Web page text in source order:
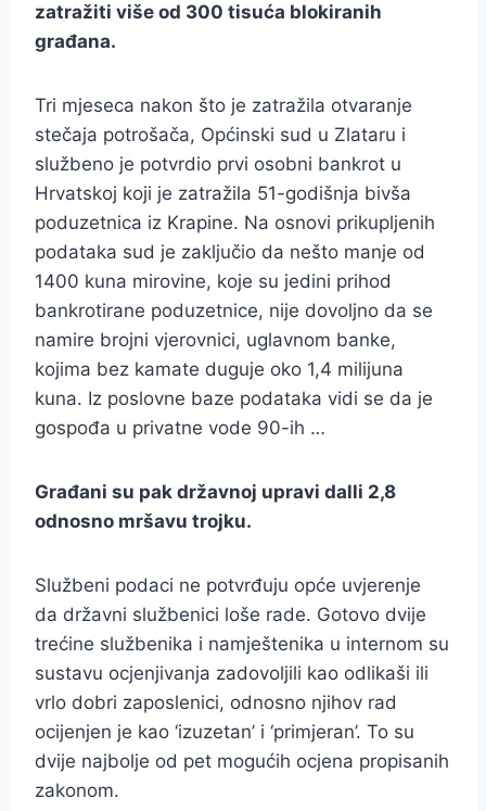
zatražiti više od 300 tisuća blokiranih
građana.
Tri mjeseca nakon što je zatražila otvaranje
stečaja potrošača, Općinski sud u Zlataru i
službeno je potvrdio prvi osobni bankrot u
Hrvatskoj koji je zatražila 51-godišnja bivša
poduzetnica iz Krapine. Na osnovi prikupljenih
podataka sud je zaključio da nešto manje od
1400 kuna mirovine, koje su jedini prihod
bankrotirane poduzetnice, nije dovoljno da se
namire brojni vjerovnici, uglavnom banke,
kojima bez kamate duguje oko 1,4 milijuna
kuna. Iz poslovne baze podataka vidi se da je
gospođa u privatne vode 90-ih …
Građani su pak državnoj upravi dalli 2,8
odnosno mršavu trojku.
Službeni podaci ne potvrđuju opće uvjerenje
da državni službenici loše rade. Gotovo dvije
trećine službenika i namještenika u internom su
sustavu ocjenjivanja zadovoljili kao odlikaši ili
vrlo dobri zaposlenici, odnosno njihov rad
ocijenjen je kao ‘izuzetan’ i ‘primjeran’. To su
dvije najbolje od pet mogućih ocjena propisanih
zakonom.